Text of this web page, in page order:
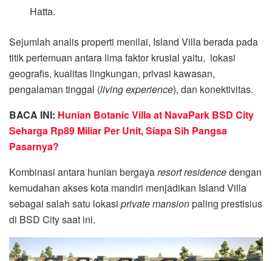
Hatta.
Sejumlah analis properti menilai, Island Villa berada pada
titik pertemuan antara lima faktor krusial yaitu, lokasi
geografis, kualitas lingkungan, privasi kawasan,
pengalaman tinggal (living experience), dan konektivitas.
BACA INI: Hunian Botanic Villa at NavaPark BSD City
Seharga Rp89 Miliar Per Unit, Siapa Sih Pangsa
Pasarnya?
Kombinasi antara hunian bergayaresort residencedengan
kemudahan akses kota mandiri menjadikan Island Villa
sebagai salah satu lokasi private mansionpaling prestisius
di BSD City saat ini.